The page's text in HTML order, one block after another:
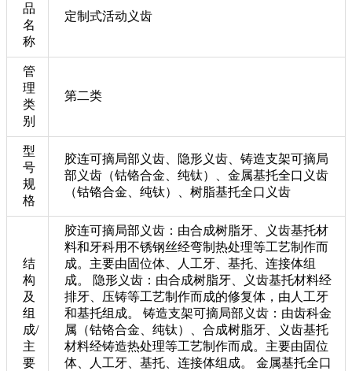
品
名
称
定制式活动义齿
管
理
类
别
第二类
型
号
规
格
胶连可摘局部义齿、隐形义齿、铸造支架可摘局
部义齿（钴铬合金、纯钛）、金属基托全口义齿
（钴铬合金、纯钛）、树脂基托全口义齿
结
构
及
组
成/
主
要
胶连可摘局部义齿：由合成树脂牙、义齿基托材
料和牙科用不锈钢丝经弯制热处理等工艺制作而
成。主要由固位体、人工牙、基托、连接体组
成。 隐形义齿：由合成树脂牙、义齿基托材料经
排牙、压铸等工艺制作而成的修复体，由人工牙
和基托组成。 铸造支架可摘局部义齿：由齿科金
属（钴铬合金、纯钛）、合成树脂牙、义齿基托
材料经铸造热处理等工艺制作而成。主要由固位
体、人工牙、基托、连接体组成。 金属基托全口